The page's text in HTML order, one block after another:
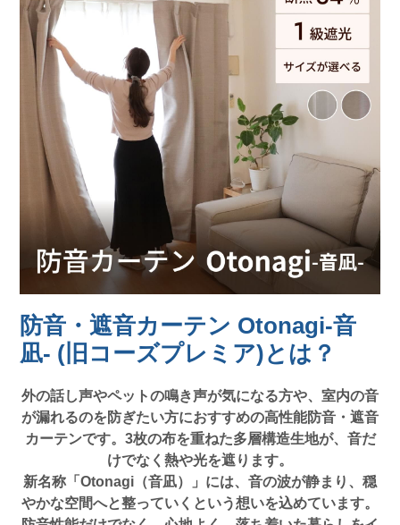
防音・遮音カーテン Otonagi-音
凪- (旧コーズプレミア)とは？
外の話し声やペットの鳴き声が気になる方や、室内の音
が漏れるのを防ぎたい方におすすめの高性能防音・遮音
カーテンです。3枚の布を重ねた多層構造生地が、音だ
けでなく熱や光を遮ります。
新名称「Otonagi（音凪）」には、音の波が静まり、穏
やかな空間へと整っていくという想いを込めています。